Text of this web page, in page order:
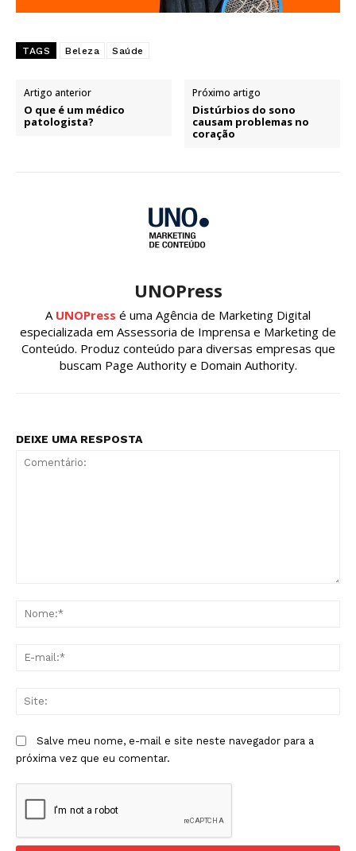
TAGS Beleza Saúde
Artigo anterior
O que é um médico
patologista?
Próximo artigo
Distúrbios do sono
causam problemas no
coração
UNOPress
A UNOPress é uma Agência de Marketing Digital
especializada em Assessoria de Imprensa e Marketing de
Conteúdo. Produz conteúdo para diversas empresas que
buscam Page Authority e Domain Authority.
DEIXE UMA RESPOSTA
Salve meu nome, e-mail e site neste navegador para a
próxima vez que eu comentar.